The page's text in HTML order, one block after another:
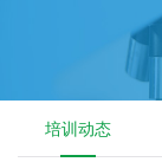
培训动态